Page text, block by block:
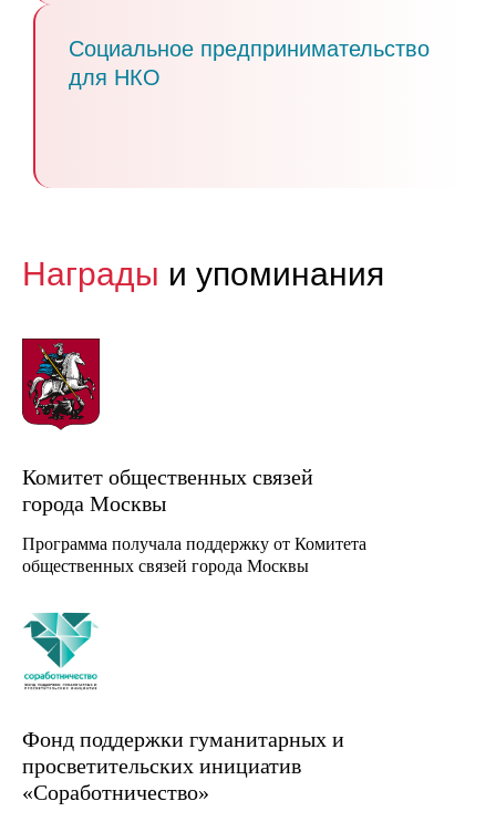
Социальное предпринимательство
для НКО
Награды и упоминания
Комитет общественных связей
города Москвы
Программа получала поддержку от Комитета
общественных связей города Москвы
Фонд поддержки гуманитарных и
просветительских инициатив
«Соработничество»